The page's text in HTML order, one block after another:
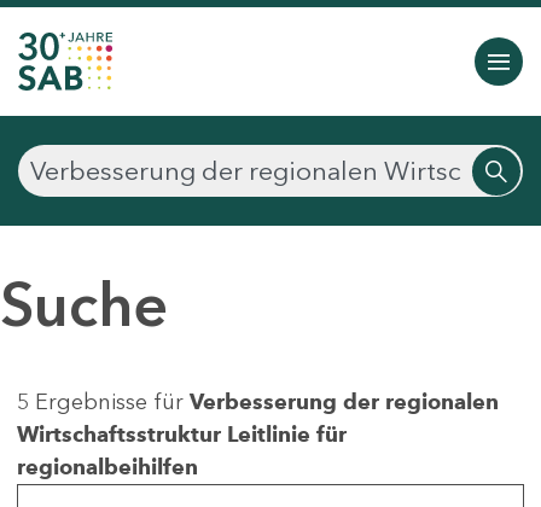
Suche
5 Ergebnisse für Verbesserung der regionalen
Wirtschaftsstruktur Leitlinie für
regionalbeihilfen